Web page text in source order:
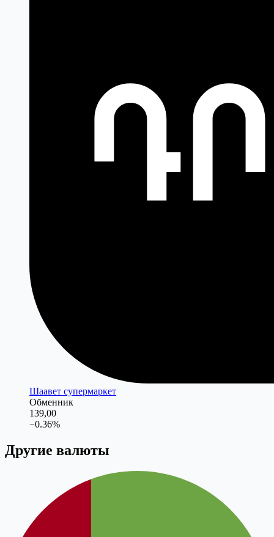
Шаавет cупермаркет
Обменник
139,00
−0.36%
Другие валюты